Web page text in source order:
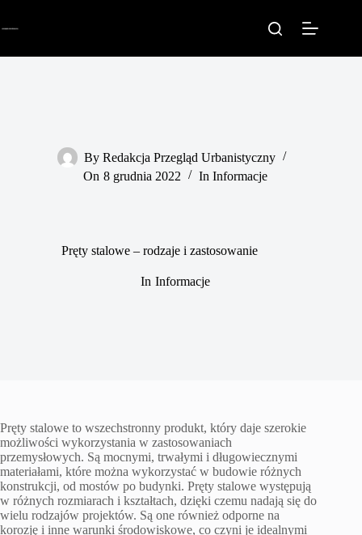
By Redakcja Przegląd Urbanistyczny
On 8 grudnia 2022 In Informacje
Pręty stalowe – rodzaje i zastosowanie
In Informacje
Pręty stalowe to wszechstronny produkt, który daje szerokie
możliwości wykorzystania w zastosowaniach
przemysłowych. Są mocnymi, trwałymi i długowiecznymi
materiałami, które można wykorzystać w budowie różnych
konstrukcji, od mostów po budynki. Pręty stalowe występują
w różnych rozmiarach i kształtach, dzięki czemu nadają się do
wielu rodzajów projektów. Są one również odporne na
korozję i inne warunki środowiskowe, co czyni je idealnymi